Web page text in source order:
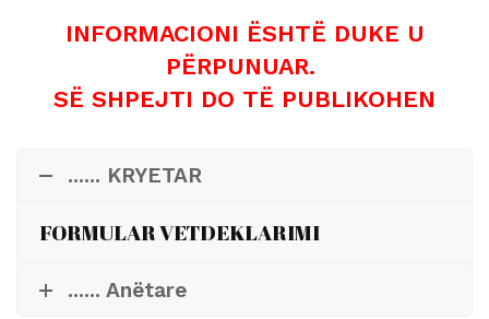
INFORMACIONI ËSHTË DUKE U
PËRPUNUAR.
SË SHPEJTI DO TË PUBLIKOHEN
...... KRYETAR
FORMULAR VETDEKLARIMI
...... Anëtare